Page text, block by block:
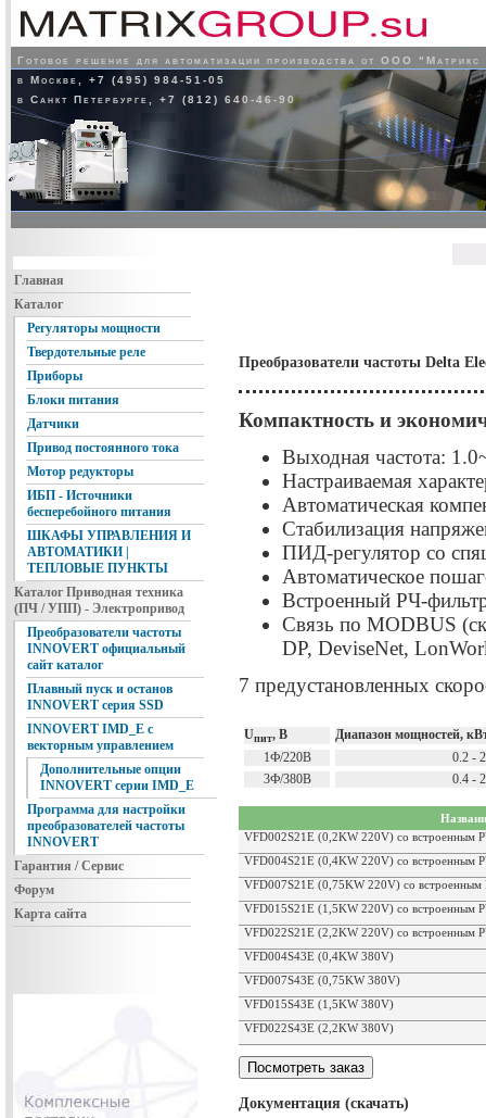
Готовое решение для автоматизации производства от ООО "Матрикс
в Москве, +7 (495) 984-51-05
в Санкт Петербурге, +7 (812) 640-46-90
Главная
Каталог
Регуляторы мощности
Твердотельные реле
Приборы
Блоки питания
Датчики
Привод постоянного тока
Мотор редукторы
ИБП - Источники
бесперебойного питания
ШКАФЫ УПРАВЛЕНИЯ И
АВТОМАТИКИ |
ТЕПЛОВЫЕ ПУНКТЫ
Каталог Приводная техника
(ПЧ / УПП) - Электропривод
Преобразователи частоты
INNOVERT официальный
сайт каталог
Плавный пуск и останов
INNOVERT серия SSD
INNOVERT IMD_E с
векторным управлением
Дополнительные опции
INNOVERT серии IMD_E
Программа для настройки
преобразователей частоты
INNOVERT
Гарантия / Сервис
Форум
Карта сайта
Преобразователи частоты Delta
Компактность и
Выходная частота:
Настраиваемая
Автоматическая
Стабилизация
ПИД-регулятор со
Автоматическое
Встроенный РЧ-
Связь по MODBUS
DP, DeviseNet,
7 предустановленных
Uпит, В
Диапазон мощностей,
1Ф/220В
0.2 -
3Ф/380В
0.4 -
VFD002S21E (0,2KW 220V) со встроенным
VFD004S21E (0,4KW 220V) со встроенным
VFD007S21E (0,75KW 220V) со
VFD015S21E (1,5KW 220V) со встроенным
VFD022S21E (2,2KW 220V) со встроенным
VFD004S43E (0,4KW 380V)
VFD007S43E (0,75KW 380V)
VFD015S43E (1,5KW 380V)
VFD022S43E (2,2KW 380V)
Документация (скачать)